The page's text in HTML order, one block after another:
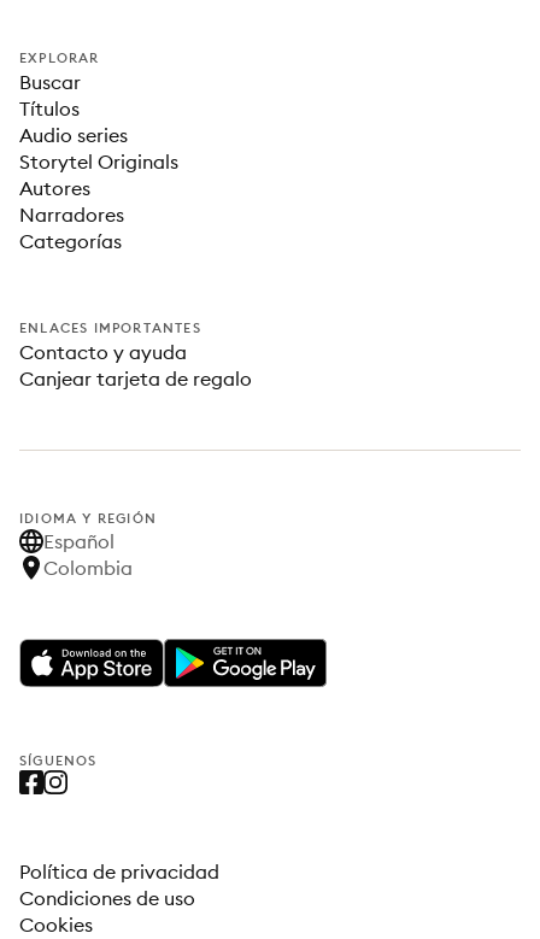
EXPLORAR
Buscar
Títulos
Audio series
Storytel Originals
Autores
Narradores
Categorías
ENLACES IMPORTANTES
Contacto y ayuda
Canjear tarjeta de regalo
IDIOMA Y REGIÓN
Español
Colombia
SÍGUENOS
Política de privacidad
Condiciones de uso
Cookies